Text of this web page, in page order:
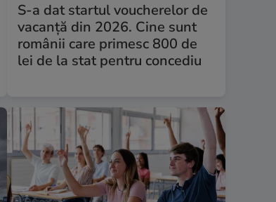
S-a dat startul voucherelor de
vacanță din 2026. Cine sunt
românii care primesc 800 de
lei de la stat pentru concediu